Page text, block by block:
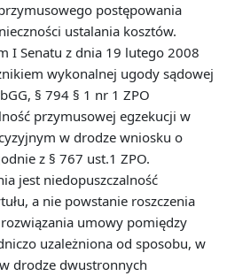
postępowania
ustalania kosztów.
I Senatu z dnia 19 lutego 2008
wykonalnej ugody sądowej
§ 794 § 1 nr 1 ZPO
przymusowej egzekucji w
w drodze wniosku o
z § 767 ust.1 ZPO.
jest niedopuszczalność
a nie powstanie roszczenia
umowy pomiędzy
uzależniona od sposobu, w
drodze dwustronnych